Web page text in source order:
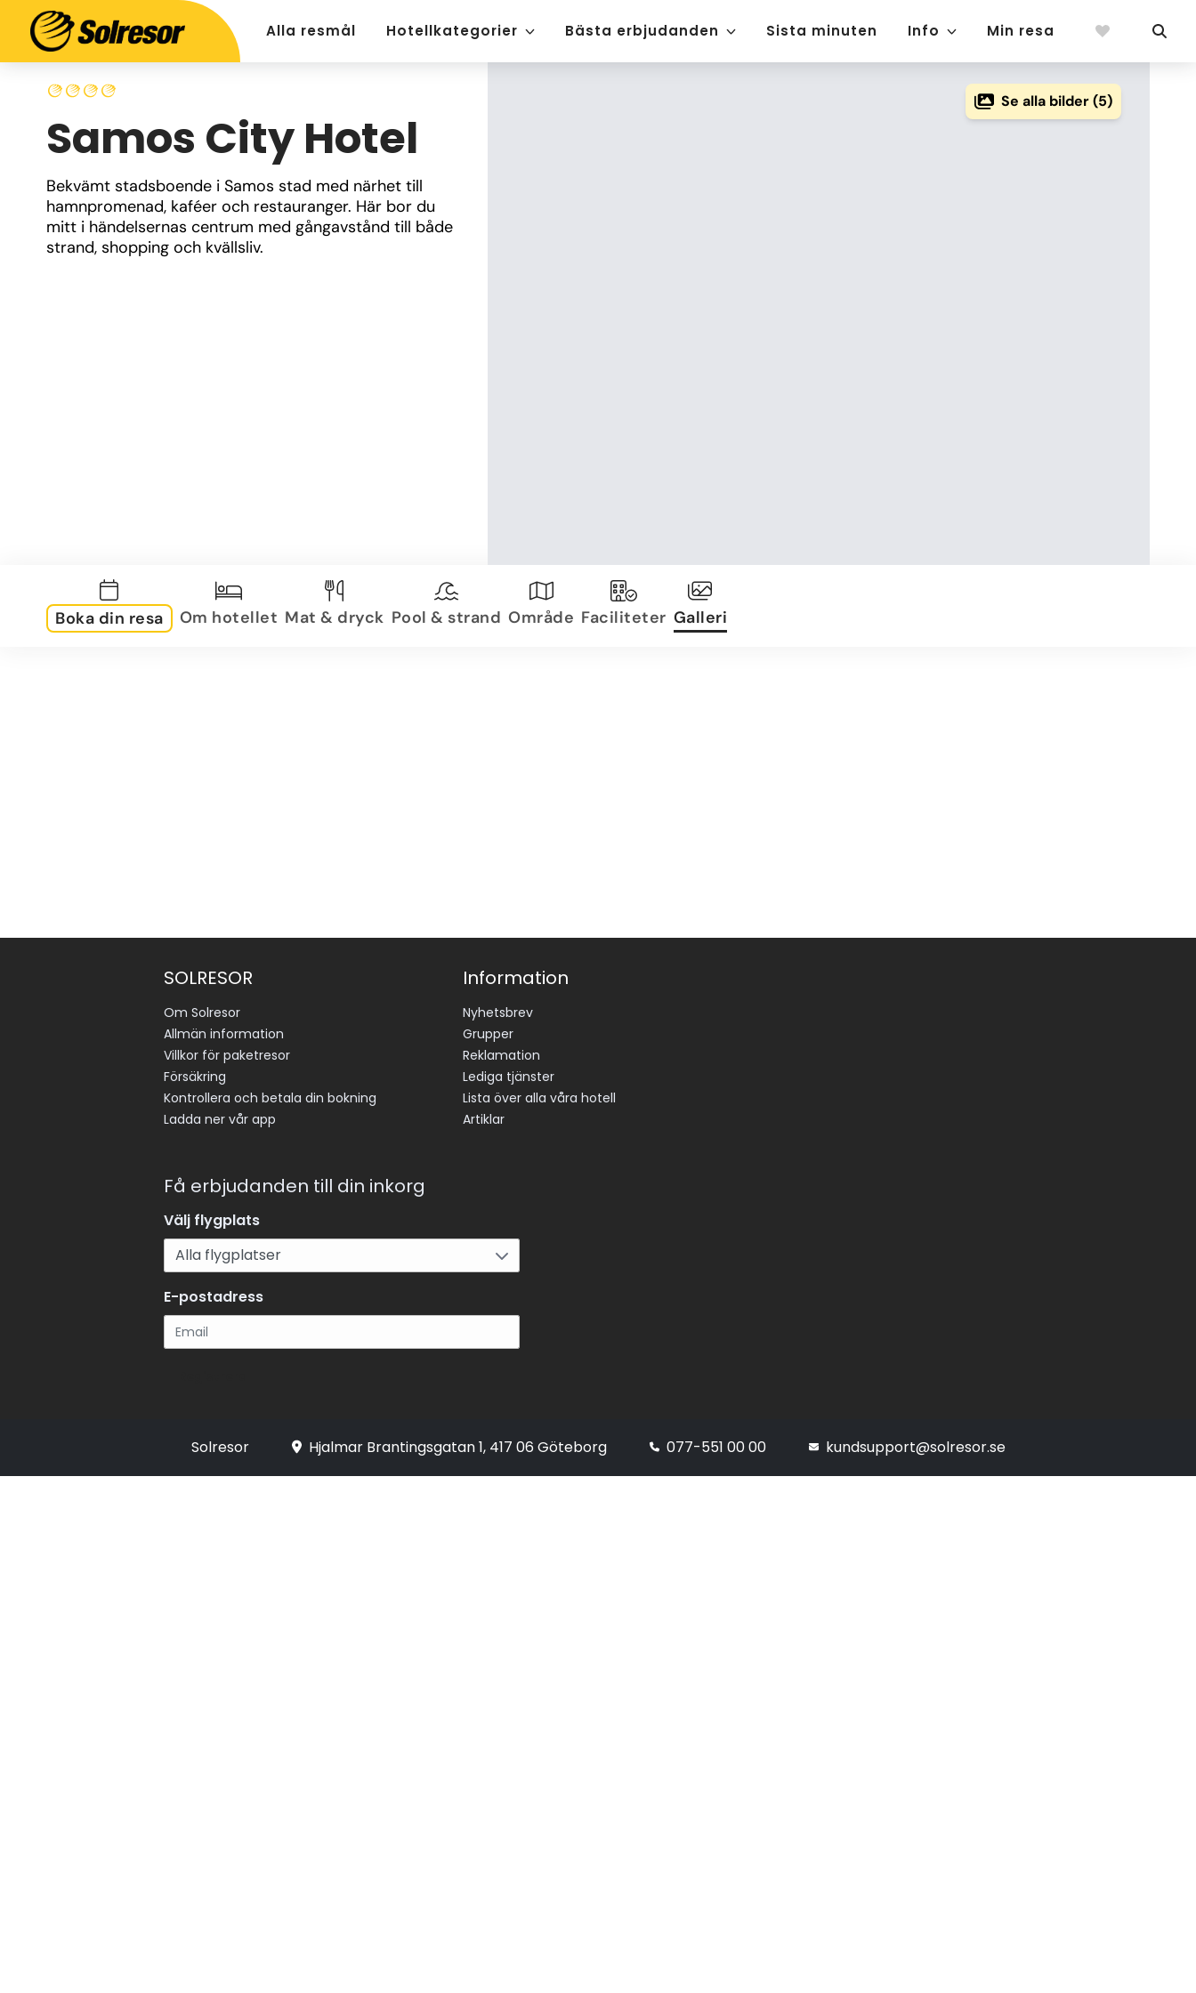
Alla resmål Hotellkategorier Bästa erbjudanden Sista minuten Info Min resa
Samos City Hotel
Bekvämt stadsboende i Samos stad med närhet till
hamnpromenad, kaféer och restauranger. Här bor du
mitt i händelsernas centrum med gångavstånd till både
strand, shopping och kvällsliv.
Se alla bilder (5)
Boka din resa Om hotellet Mat & dryck Pool & strand Område Faciliteter Galleri
SOLRESOR
Om Solresor
Allmän information
Villkor för paketresor
Försäkring
Kontrollera och betala din bokning
Ladda ner vår app
Information
Nyhetsbrev
Grupper
Reklamation
Lediga tjänster
Lista över alla våra hotell
Artiklar
Få erbjudanden till din inkorg
Välj flygplats
E-postadress
Solresor Hjalmar Brantingsgatan 1, 417 06 Göteborg 077-551 00 00 kundsupport@solresor.se